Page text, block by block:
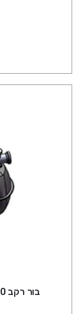
בור רקב 2000 ליטר כניסה / יציאה "4 רוטוניב